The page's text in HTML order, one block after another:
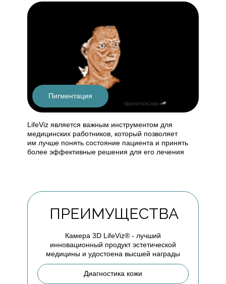
LifeViz является важным инструментом для
медицинских работников, который позволяет
им лучше понять состояние пациента и принять
более эффективные решения для его лечения
Пигментация
Камера 3D LifeViz® - лучший
инновационный продукт эстетической
медицины и удостоена высшей награды
ПРЕИМУЩЕСТВА
Диагностика кожи